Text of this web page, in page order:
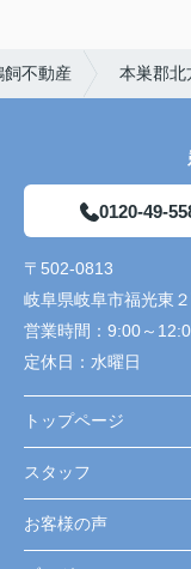
飼不動産 本巣郡北
0120-49-
〒502-0813
岐阜県岐阜市福光東
営業時間： 9:00～
定休日： 水曜日
トップページ
スタッフ
お客様の声